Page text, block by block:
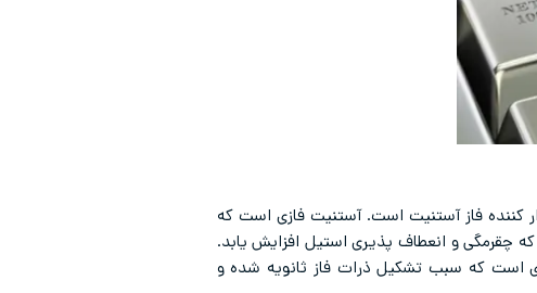
کننده فاز آستنیت است. آستنیت فازی است که
چقرمگی و انعطاف پذیری استیل افزایش یابد.
است که سبب تشکیل ذرات فاز ثانویه شده و